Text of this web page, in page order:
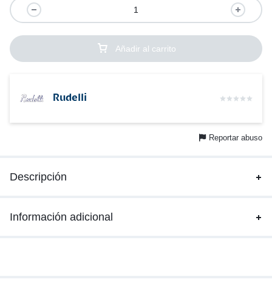
Añadir al carrito
Rudelli
Reportar abuso
Descripción
Información adicional